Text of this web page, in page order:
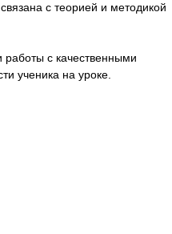
с теорией и методикой
работы с качественными
ученика на уроке.